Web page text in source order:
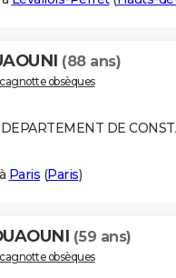
(88 ans)
obsèques
DEPARTEMENT DE
Paris (Paris)
(59 ans)
obsèques